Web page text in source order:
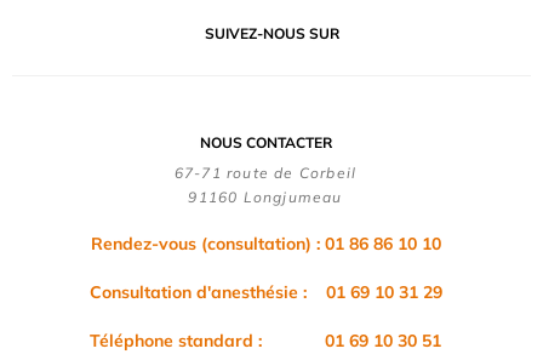
SUIVEZ-NOUS SUR
NOUS CONTACTER
67-71 route de Corbeil
91160 Longjumeau
Rendez-vous (consultation) : 01 86 86 10 10
Consultation d'anesthésie : 01 69 10 31 29
Téléphone standard : 01 69 10 30 51